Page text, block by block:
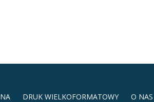
DRUK WIELKOFORMATOWY O NAS